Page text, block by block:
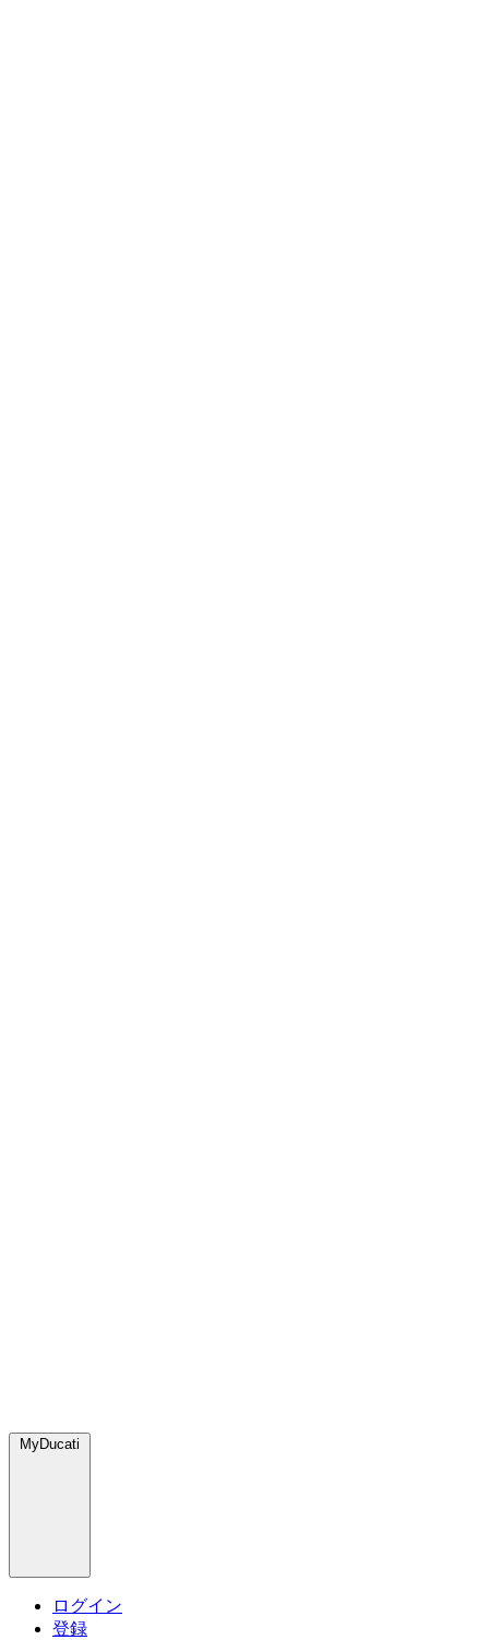
MyDucati
ログイン
登録